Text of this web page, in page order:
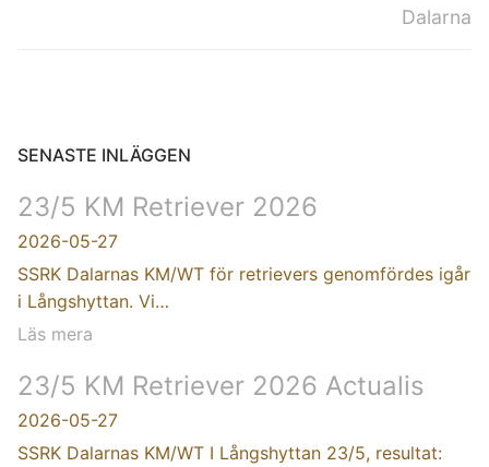
Dalarna
SENASTE INLÄGGEN
23/5 KM Retriever 2026
2026-05-27
SSRK Dalarnas KM/WT för retrievers genomfördes igår
i Långshyttan. Vi…
Läs mera
23/5 KM Retriever 2026 Actualis
2026-05-27
SSRK Dalarnas KM/WT I Långshyttan 23/5, resultat: